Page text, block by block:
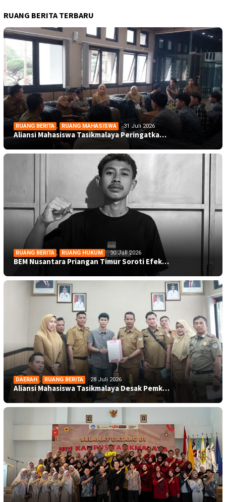
RUANG BERITA TERBARU
RUANG BERITA , RUANG MAHASISWA 31 Juli 2026
Aliansi Mahasiswa Tasikmalaya Peringatka…
RUANG BERITA , RUANG HUKUM 30 Juli 2026
BEM Nusantara Priangan Timur Soroti Efek…
DAERAH , RUANG BERITA 28 Juli 2026
Aliansi Mahasiswa Tasikmalaya Desak Pemk…